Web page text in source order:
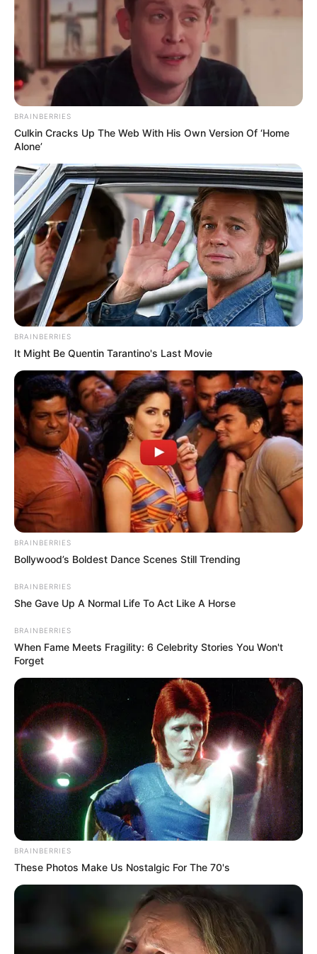
BRAINBERRIES
Culkin Cracks Up The Web With His Own Version Of ‘Home
Alone’
BRAINBERRIES
It Might Be Quentin Tarantino's Last Movie
BRAINBERRIES
Bollywood’s Boldest Dance Scenes Still Trending
BRAINBERRIES
She Gave Up A Normal Life To Act Like A Horse
BRAINBERRIES
When Fame Meets Fragility: 6 Celebrity Stories You Won't
Forget
BRAINBERRIES
These Photos Make Us Nostalgic For The 70's